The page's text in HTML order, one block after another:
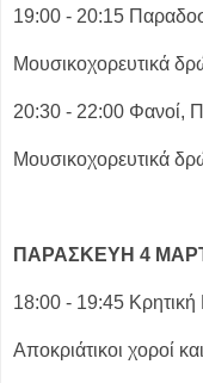
19:00 - 20:15
Μουσικοχορευτικά
20:30 - 22:00
Μουσικοχορευτικά
ΠΑΡΑΣΚΕΥΗ 4
18:00 - 19:45
Αποκριάτικοι χοροί